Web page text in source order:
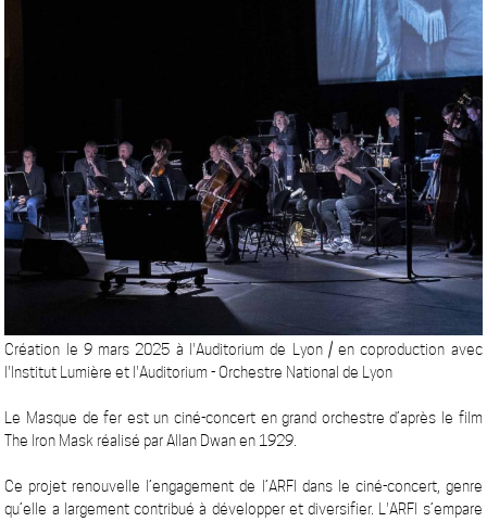
Création le 9 mars 2025 à l'Auditorium de Lyon / en coproduction avec
l'Institut Lumière et l'Auditorium - Orchestre National de Lyon
Le Masque de fer est un ciné-concert en grand orchestre d’après le film
The Iron Mask réalisé par Allan Dwan en 1929.
Ce projet renouvelle l’engagement de l’ARFI dans le ciné-concert, genre
qu’elle a largement contribué à développer et diversifier. L'ARFI s’empare